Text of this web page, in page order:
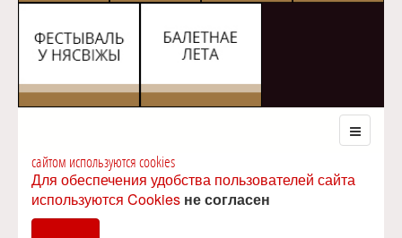
сайтом используются cookies
Для обеспечения удобства пользователей сайта
используются Cookies не согласен